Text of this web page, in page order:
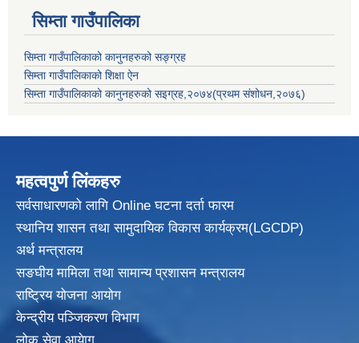
सिम्ता गाउँपालिका
सिम्ता गाउँपालिकाको कानुनहरुको सङ्ग्रह
सिम्ता गाउँपालिकाको शिक्षा ऐन
सिम्ता गाउँपालिकाको कानुनहरुको सइग्रह,२०७४(प्रथम संशोधन,२०७६)
महत्वपुर्ण लिंकहरु
सर्वसाधारणको लागि Online घटना दर्ता फारम
स्थानिय शासन तथा सामुदायिक विकासकार्यक्रम(LGCDP)
अर्थ मन्त्रालय
सङघीय मामिला तथा सामान्य प्रशासन मन्त्रालय
राष्ट्रिय योजना आयोग
केन्द्रीय पञ्जिकरण विभाग